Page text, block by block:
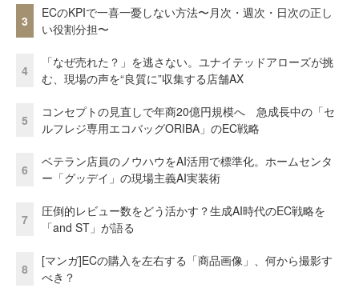
3
ECのKPIで一喜一憂しない方法〜月次・週次・日次の正し
い役割分担〜
4
「なぜ売れた？」を逃さない。ユナイテッドアローズが挑
む、現場の声を“良質に”収集する店舗AX
5
コンセプトの見直しで年商20億円規模へ 急成長中の「セ
ルフレジ専用エコバッグORIBA」のEC戦略
6
ベテラン店員のノウハウをAI活用で標準化。ホームセンタ
ー「グッデイ」の現場主義AI実装術
7
圧倒的レビュー数をどう活かす？生成AI時代のEC戦略を
「and ST」が語る
8
[マンガ]ECの購入を左右する「商品画像」、何から撮影す
べき？